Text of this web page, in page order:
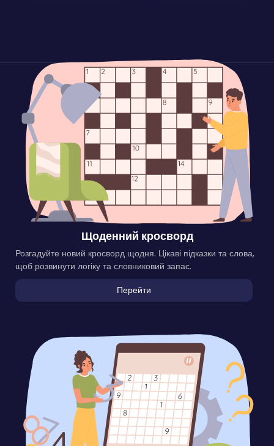
Щоденний кросворд
Розгадуйте новий кросворд щодня. Цікаві підказки та слова,
щоб розвинути логіку та словниковий запас.
Перейти